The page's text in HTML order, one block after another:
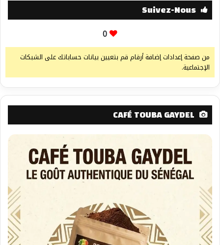
Suivez-Nous
0
من صفحة إعدادات إضافة أرقام قم بتعيين بيانات حساباتك على الشبكات
الإجتماعية.
CAFÉ TOUBA GAYDEL